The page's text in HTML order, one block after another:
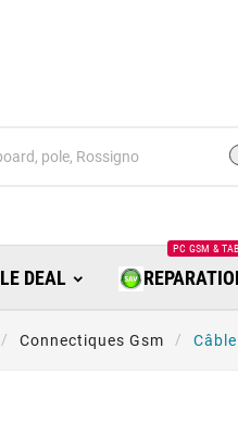
LE DEAL
PC GSM &
Connectiques Gsm